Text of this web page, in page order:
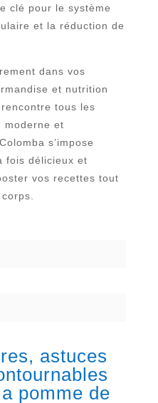
clé pour le système
et la réduction de
dans vos
et nutrition
tous les
moderne et
s’impose
fois délicieux et
vos recettes tout
astuces
pomme de